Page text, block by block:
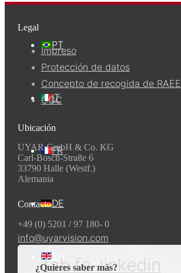
PT
IT
FR
DE
EN
Legal
Impreso
Protección de datos
Concepto de recogida de RAEE
CGC
Ubicación
UYAR GmbH & Co. KG
Carl-Bosch-Straße 6
33790 Halle (Westf.)
Alemania
Contacto
+49 (0) 5201 / 97 180- 0
info@uyarvision.com
fab fa-linkedin
¿Quieres saber más?